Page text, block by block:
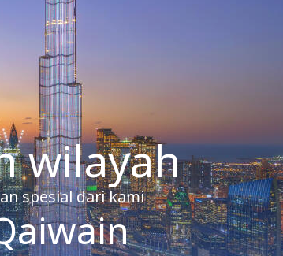
wilayah
spesial dari kami